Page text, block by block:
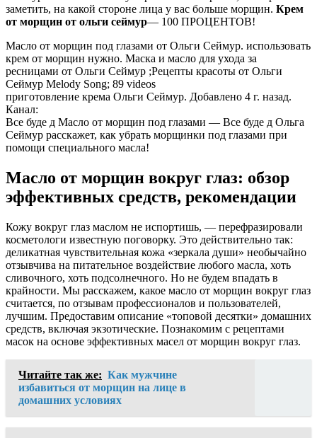
заметить, на какой стороне лица у вас больше морщин. Крем
от морщин от ольги сеймур— 100 ПРОЦЕНТОВ!
Масло от морщин под глазами от Ольги Сеймур. использовать
крем от морщин нужно. Маска и масло для ухода за
ресницами от Ольги Сеймур ;Рецепты красоты от Ольги
Сеймур Melody Song; 89 videos
приготовление крема Ольги Сеймур. Добавлено 4 г. назад.
Канал:
Все буде д Масло от морщин под глазами — Все буде д Ольга
Сеймур расскажет, как убрать морщинки под глазами при
помощи специального масла!
Масло от морщин вокруг глаз: обзор
эффективных средств, рекомендации
Кожу вокруг глаз маслом не испортишь, — перефразировали
косметологи известную поговорку. Это действительно так:
деликатная чувствительная кожа «зеркала души» необычайно
отзывчива на питательное воздействие любого масла, хоть
сливочного, хоть подсолнечного. Но не будем впадать в
крайности. Мы расскажем, какое масло от морщин вокруг глаз
считается, по отзывам профессионалов и пользователей,
лучшим. Предоставим описание «топовой десятки» домашних
средств, включая экзотические. Познакомим с рецептами
масок на основе эффективных масел от морщин вокруг глаз.
Читайте так же: Как мужчине
избавиться от морщин на лице в
домашних условиях